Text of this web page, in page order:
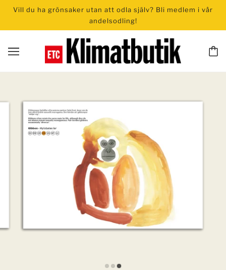
Vill du ha grönsaker utan att odla själv? Bli medlem i vår
andelsodling!